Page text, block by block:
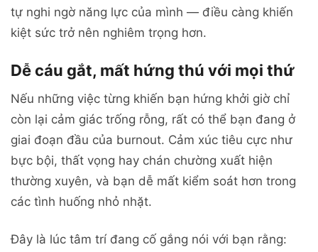
tự nghi ngờ năng lực của mình — điều càng khiến
kiệt sức trở nên nghiêm trọng hơn.
Dễ cáu gắt, mất hứng thú với mọi thứ
Nếu những việc từng khiến bạn hứng khởi giờ chỉ
còn lại cảm giác trống rỗng, rất có thể bạn đang ở
giai đoạn đầu của burnout. Cảm xúc tiêu cực như
bực bội, thất vọng hay chán chường xuất hiện
thường xuyên, và bạn dễ mất kiểm soát hơn trong
các tình huống nhỏ nhặt.
Đây là lúc tâm trí đang cố gắng nói với bạn rằng: